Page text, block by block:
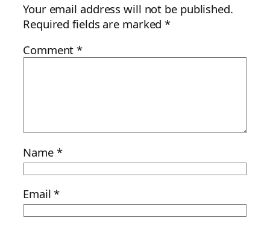
Your email address will not be published.
Required fields are marked*
Comment*
Name *
Email*